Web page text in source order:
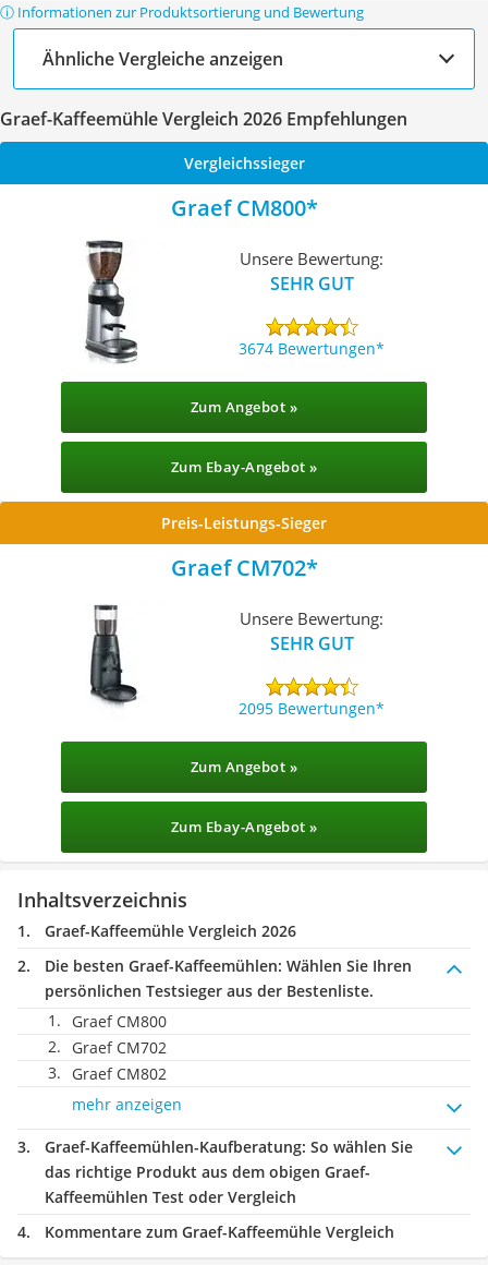
ⓘ Informationen zur Produktsortierung und Bewertung
Ähnliche Vergleiche anzeigen
Graef-Kaffeemühle Vergleich 2026 Empfehlungen
Vergleichssieger
Graef CM800
Unsere Bewertung:
SEHR GUT
3674 Bewertungen
Zum Angebot »
Zum Ebay-Angebot »
Preis-Leistungs-Sieger
Graef CM702
Unsere Bewertung:
SEHR GUT
2095 Bewertungen
Zum Angebot »
Zum Ebay-Angebot »
Inhaltsverzeichnis
Graef-Kaffeemühle Vergleich 2026
Die besten Graef-Kaffeemühlen: Wählen Sie Ihren
persönlichen Testsieger aus der Bestenliste.
Graef CM800
Graef CM702
Graef CM802
mehr anzeigen
Graef-Kaffeemühlen-Kaufberatung: So wählen Sie
das richtige Produkt aus dem obigen Graef-
Kaffeemühlen Test oder Vergleich
Kommentare zum Graef-Kaffeemühle Vergleich